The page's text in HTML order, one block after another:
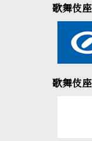
歌舞伎
歌舞伎